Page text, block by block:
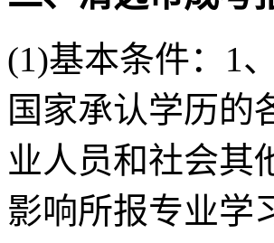
(1)基本条件：1
国家承认学历的
业人员和社会其
影响所报专业学